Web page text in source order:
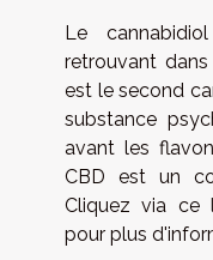
Le
retrouvant
est le second
substance
avant les
CBD est un
Cliquez via ce
pour plus